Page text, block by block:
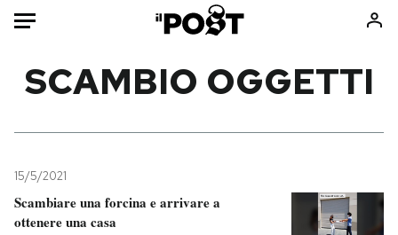
Mondo
Politica
Tecnologia
SCAMBIO OGGETTI
15/5/2021
Scambiare una forcina e arrivare a
ottenere una casa